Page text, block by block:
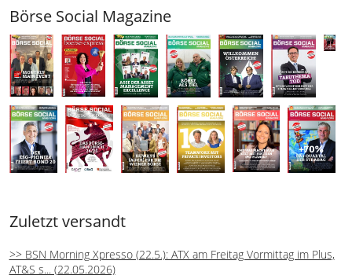
Börse Social Magazine
Zuletzt versandt
>> BSN Morning Xpresso (22.5.): ATX am Freitag Vormittag im Plus,
AT&S s... (22.05.2026)